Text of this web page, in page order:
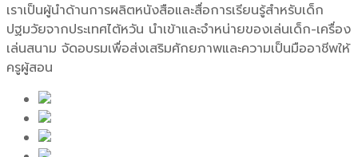
เราเป็นผู้นำด้านการผลิตหนังสือและสื่อการเรียนรู้สำหรับเด็ก
ปฐมวัยจากประเทศไต้หวัน นำเข้าและจำหน่ายของเล่นเด็ก-เครื่อง
เล่นสนาม จัดอบรมเพื่อส่งเสริมศักยภาพและความเป็นมืออาชีพให้
ครูผู้สอน